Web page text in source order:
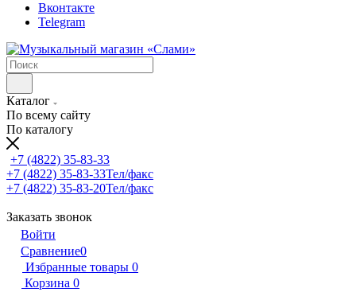
Вконтакте
Telegram
Каталог
По всему сайту
По каталогу
+7 (4822) 35-83-33
+7 (4822) 35-83-33Тел/факс
+7 (4822) 35-83-20Тел/факс
Заказать звонок
Войти
Сравнение0
Избранные товары 0
Корзина 0